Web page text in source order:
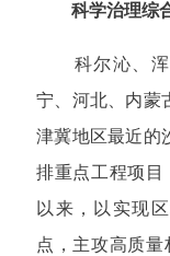
科学治理综
科尔沁、
宁、河北、内蒙
津冀地区最近的
排重点工程项目
以来，以实现
点，主攻高质量